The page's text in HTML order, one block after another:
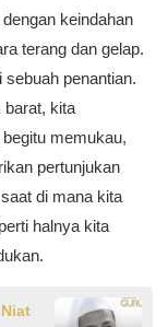
keindahan
terang dan gelap.
penantian.
barat, kita
memukau,
pertunjukan
di mana kita
halnya kita